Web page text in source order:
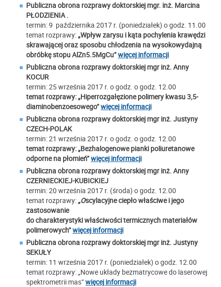
Publiczna obrona rozprawy doktorskiej mgr. inż. Marcina
PŁODZIENIA .
termin: 9 października 2017 r. (poniedziałek) o godz. 11.00
temat rozprawy:„Wpływ zarysu i kąta pochylenia krawędzi
skrawającej oraz sposobu chłodzenia na wysokowydajną
obróbkę stopu AlZn5.5MgCu”więcej informacji
Publiczna obrona rozprawy doktorskiej mgr inż. Anny
KOCUR
termin: 25 września 2017 r. o godz. o godz. 12.00
temat rozprawy:„Hiperrozgałęzione polimery kwasu 3,5-
diaminobenzoesowego”więcej informacji
Publiczna obrona rozprawy doktorskiej mgr inż. Justyny
CZECH-POLAK
termin: 21 września 2017 r. o godz. o godz. 12.00
temat rozprawy:„Bezhalogenowe pianki poliuretanowe
odporne na płomień”więcej informacji
Publiczna obrona rozprawy doktorskiej mgr inż. Anny
CZERNIECKIEJ-KUBICKIEJ
termin: 20 września 2017 r. (środa) o godz. 12.00
temat rozprawy: „Oscylacyjne ciepło właściwe i jego
zastosowanie
do charakterystyki właściwości termicznych materiałów
polimerowych”więcej informacji
Publiczna obrona rozprawy doktorskiej mgr inż. Justyny
SEKUŁY
termin: 11 września 2017 r. (poniedziałek) o godz. 12.00
temat rozprawy: „Nowe układy bezmatrycowe do laserowej
spektrometrii mas”więcej informacji